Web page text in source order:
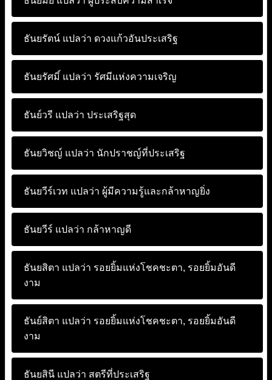
ธันยรัตน์ แปลว่า ดวงแก้วอันประเสริฐ
ธันยรัศมิ์ แปลว่า รัศมีแห่งความเจริญ
ธันย์วรี แปลว่า ประเสริฐสุด
ธันยวิชญ์ แปลว่า นักปราชญ์ที่ประเสริฐ
ธันยวีร์เวท แปลว่า ผู้มีความรู้และกล้าหาญยิ่ง
ธันยวีร์ แปลว่า กล้าหาญดี
ธันยสิตา แปลว่า รอยยิ้มแห่งโชคชะตา, รอยยิ้มอันดี
งาม
ธันย์สิตา แปลว่า รอยยิ้มแห่งโชคชะตา, รอยยิ้มอันดี
งาม
ธันยสินี แปลว่า สตรีที่ประเสริฐ